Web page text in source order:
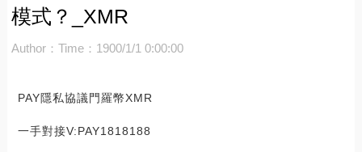
模式？_XMR
Author： Time：1900/1/1 0:00:00
PAY隱私協議門羅幣XMR
一手對接V:PAY1818188